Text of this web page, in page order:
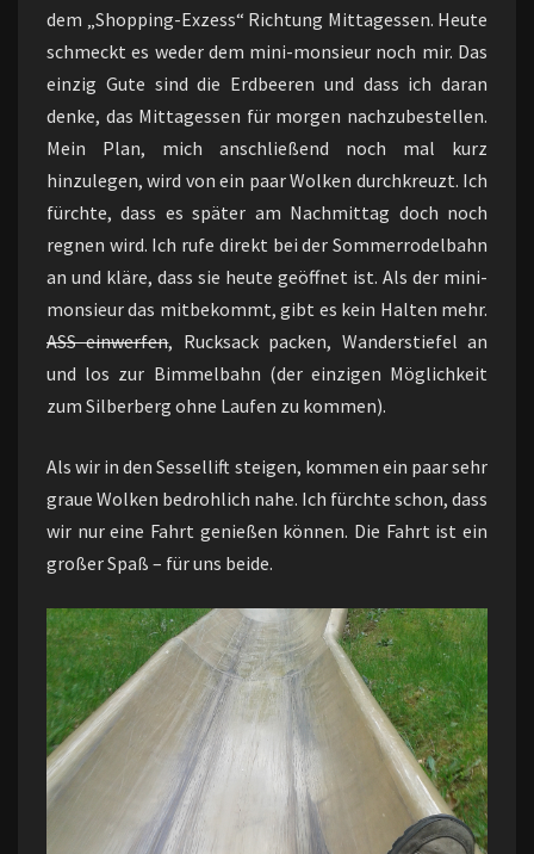
dem „Shopping-Exzess“ Richtung Mittagessen. Heute
schmeckt es weder dem mini-monsieur noch mir. Das
einzig Gute sind die Erdbeeren und dass ich daran
denke, das Mittagessen für morgen nachzubestellen.
Mein Plan, mich anschließend noch mal kurz
hinzulegen, wird von ein paar Wolken durchkreuzt. Ich
fürchte, dass es später am Nachmittag doch noch
regnen wird. Ich rufe direkt bei der Sommerrodelbahn
an und kläre, dass sie heute geöffnet ist. Als der mini-
monsieur das mitbekommt, gibt es kein Halten mehr.
ASS einwerfen, Rucksack packen, Wanderstiefel an
und los zur Bimmelbahn (der einzigen Möglichkeit
zum Silberberg ohne Laufen zu kommen).
Als wir in den Sessellift steigen, kommen ein paar sehr
graue Wolken bedrohlich nahe. Ich fürchte schon, dass
wir nur eine Fahrt genießen können. Die Fahrt ist ein
großer Spaß – für uns beide.